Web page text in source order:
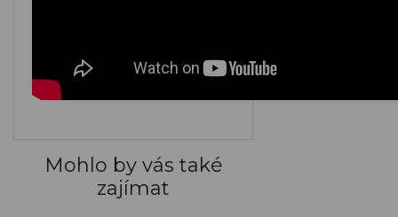
Mohlo by vás také
zajímat